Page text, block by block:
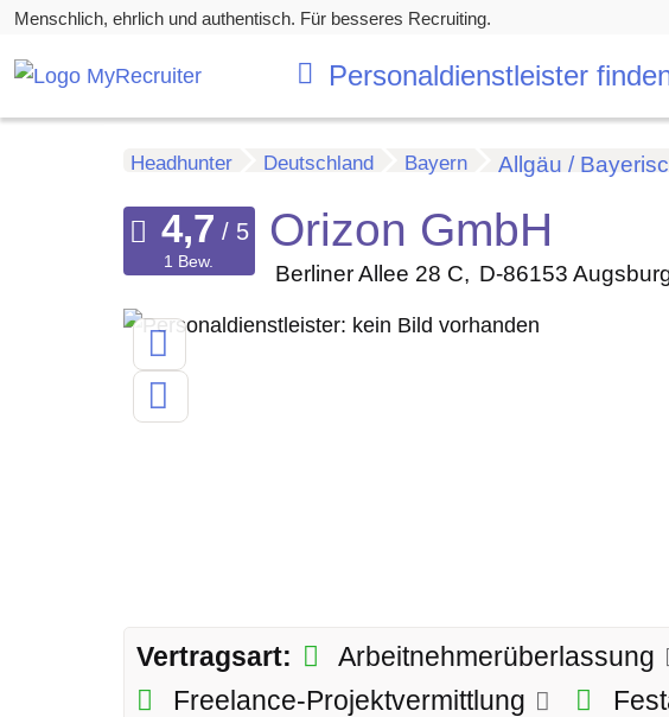
Menschlich, ehrlich und authentisch. Für besseres Recruiting.
Personaldienstleister
Headhunter Deutschland Bayern Allgäu /
Orizon GmbH
Berliner Allee 28 C D-86153
1 Bew.
Vertragsart:
Arbeitnehmerüberlassung
Freelance-Projektvermittlung